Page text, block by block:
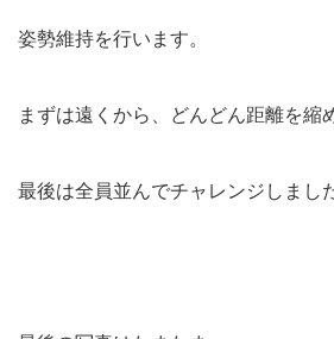
姿勢維持を行います。
まずは遠くから、どんどん距離を縮
最後は全員並んでチャレンジしまし